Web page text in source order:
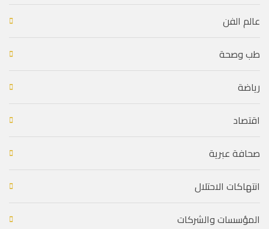
عالم الفن
طب وصحة
رياضة
اقتصاد
صحافة عبرية
انتهاكات الاحتلال
المؤسسات والشركات